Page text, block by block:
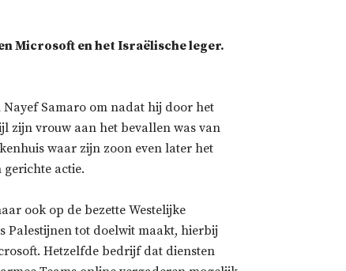
Microsoft en het Israëlische leger.
Samaro om nadat hij door het
zijn vrouw aan het bevallen was van
waar zijn zoon even later het
gerichte actie.
ook op de bezette Westelijke
Palestijnen tot doelwit maakt, hierbij
Hetzelfde bedrijf dat diensten